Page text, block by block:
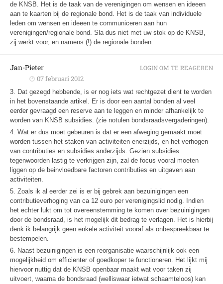
de KNSB. Het is de taak van de verenigingen om wensen en ideeen
aan te kaarten bij de regionale bond. Het is de taak van individuele
leden om wensen en ideeen te communiceren aan hun
verenigingen/regionale bond. Sla dus niet met uw stok op de KNSB,
zij werkt voor, en namens (!) de regionale bonden.
Jan-Pieter
07 februari 2012
3. Dat gezegd hebbende, is er nog iets wat rechtgezet dient te worden
in het bovenstaande artikel. Er is door een aantal bonden al veel
eerder gevraagd een reserve aan te leggen en minder afhankelijk te
worden van KNSB subsidies. (zie notulen bondsraadsvergaderingen).
4. Wat er dus moet gebeuren is dat er een afweging gemaakt moet
worden tussen het staken van activiteiten enerzijds, en het verhogen
van contributies en subsidies anderzijds. Gezien subsidies
tegenwoorden lastig te verkrijgen zijn, zal de focus vooral moeten
liggen op de beinvloedbare factoren contributies en uitgaven aan
activiteiten.
5. Zoals ik al eerder zei is er bij gebrek aan bezuinigingen een
contributieverhoging van ca 12 euro per verenigingslid nodig. Indien
het echter lukt om tot overeenstemming te komen over bezuinigingen
door de bondsraad, is het mogelijk dit bedrag te verlagen. Het is hierbij
denk ik belangrijk geen enkele activiteit vooraf als onbespreekbaar te
bestempelen.
6. Naast bezuinigingen is een reorganisatie waarschijnlijk ook een
mogelijkheid om efficienter of goedkoper te functioneren. Het lijkt mij
hiervoor nuttig dat de KNSB openbaar maakt wat voor taken zij
uitvoert, waarna de bondsraad (welliswaar ietwat schaamteloos) kan
LOGIN OM TE REAGEREN